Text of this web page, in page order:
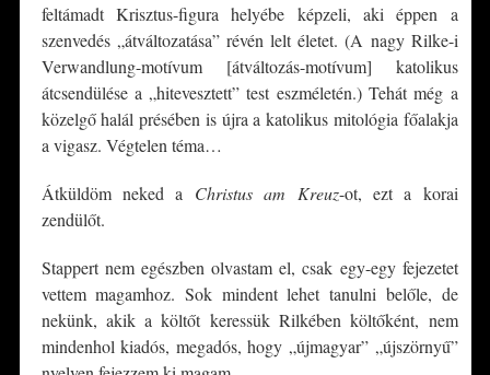
feltámadt Krisztus-figura helyébe képzeli, aki éppen a
szenvedés „átváltozatása” révén lelt életet. (A nagy Rilke-i
Verwandlung-motívum [átváltozás-motívum] katolikus
átcsendülése a „hitevesztett” test eszméletén.) Tehát még a
közelgő halál présében is újra a katolikus mitológia főalakja
a vigasz. Végtelen téma…
Átküldöm neked a Christus am Kreuz-ot, ezt a korai
zendülőt.
Stappert nem egészben olvastam el, csak egy-egy fejezetet
vettem magamhoz. Sok mindent lehet tanulni belőle, de
nekünk, akik a költőt keressük Rilkében költőként, nem
mindenhol kiadós, megadós, hogy „újmagyar” „újszörnyű”